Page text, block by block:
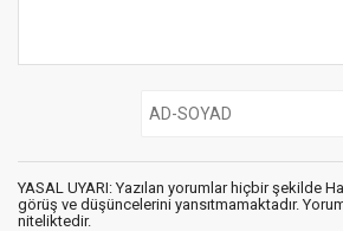
YASAL UYARI: Yazılan yorumlar hiçbir şekilde
görüş ve düşüncelerini yansıtmamaktadır.
niteliktedir.